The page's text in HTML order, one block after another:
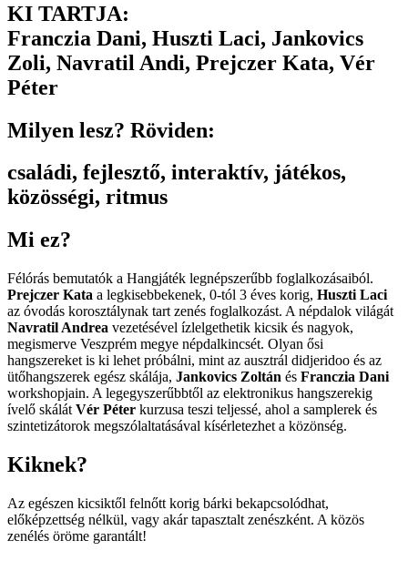
KI TARTJA:
Franczia Dani, Huszti Laci, Jankovics
Zoli, Navratil Andi, Prejczer Kata, Vér
Péter
Milyen lesz? Röviden:
családi, fejlesztő, interaktív, játékos,
közösségi, ritmus
Mi ez?
Félórás bemutatók a Hangjáték legnépszerűbb foglalkozásaiból.
Prejczer Kata a legkisebbekenek, 0-tól 3 éves korig, Huszti Laci
az óvodás korosztálynak tart zenés foglalkozást. A népdalok világát
Navratil Andrea vezetésével ízlelgethetik kicsik és nagyok,
megismerve Veszprém megye népdalkincsét. Olyan ősi
hangszereket is ki lehet próbálni, mint az ausztrál didjeridoo és az
ütőhangszerek egész skálája, Jankovics Zoltán és Franczia Dani
workshopjain. A legegyszerűbbtől az elektronikus hangszerekig
ívelő skálát Vér Péter kurzusa teszi teljessé, ahol a samplerek és
szintetizátorok megszólaltatásával kísérletezhet a közönség.
Kiknek?
Az egészen kicsiktől felnőtt korig bárki bekapcsolódhat,
előképzettség nélkül, vagy akár tapasztalt zenészként. A közös
zenélés öröme garantált!